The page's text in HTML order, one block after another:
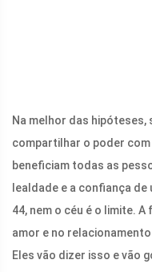
Na melhor das hipóteses,
compartilhar o poder
beneficiam todas as
lealdade e a confiança de
44, nem o céu é o limite.
amor e no
Eles vão dizer isso e vão